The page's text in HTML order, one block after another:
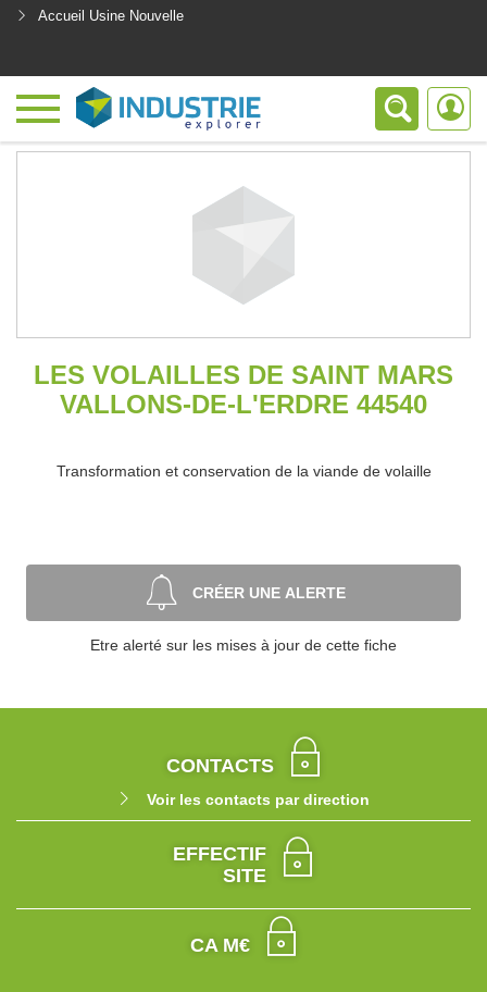
Accueil Usine Nouvelle
LES VOLAILLES DE SAINT MARS
VALLONS-DE-L'ERDRE 44540
Transformation et conservation de la viande de volaille
CRÉER UNE ALERTE
Etre alerté sur les mises à jour de cette fiche
CONTACTS
Voir les contacts par direction
EFFECTIF
SITE
CA M€